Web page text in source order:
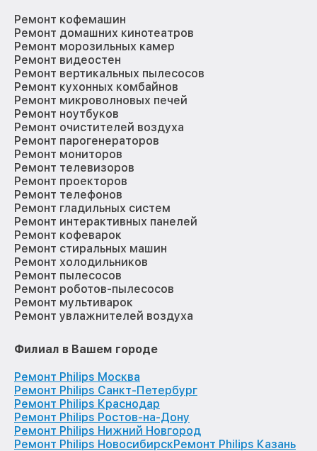
Ремонт кофемашин
Ремонт домашних кинотеатров
Ремонт морозильных камер
Ремонт видеостен
Ремонт вертикальных пылесосов
Ремонт кухонных комбайнов
Ремонт микроволновых печей
Ремонт ноутбуков
Ремонт очистителей воздуха
Ремонт парогенераторов
Ремонт мониторов
Ремонт телевизоров
Ремонт проекторов
Ремонт телефонов
Ремонт гладильных систем
Ремонт интерактивных панелей
Ремонт кофеварок
Ремонт стиральных машин
Ремонт холодильников
Ремонт пылесосов
Ремонт роботов-пылесосов
Ремонт мультиварок
Ремонт увлажнителей воздуха
Филиал в Вашем городе
Ремонт Philips Москва
Ремонт Philips Санкт-Петербург
Ремонт Philips Краснодар
Ремонт Philips Ростов-на-Дону
Ремонт Philips Нижний Новгород
Ремонт Philips НовосибирскРемонт Philips Казань